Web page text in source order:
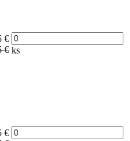
€
€ ks
€